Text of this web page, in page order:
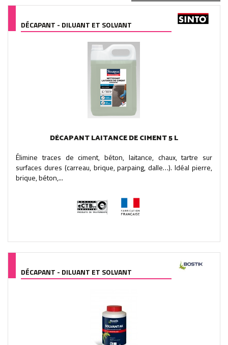
DÉCAPANT - DILUANT ET SOLVANT
DÉCAPANT LAITANCE DE CIMENT 5 L
Élimine traces de ciment, béton, laitance, chaux, tartre sur
surfaces dures (carreau, brique, parpaing, dalle…). Idéal pierre,
brique, béton,...
DÉCAPANT - DILUANT ET SOLVANT